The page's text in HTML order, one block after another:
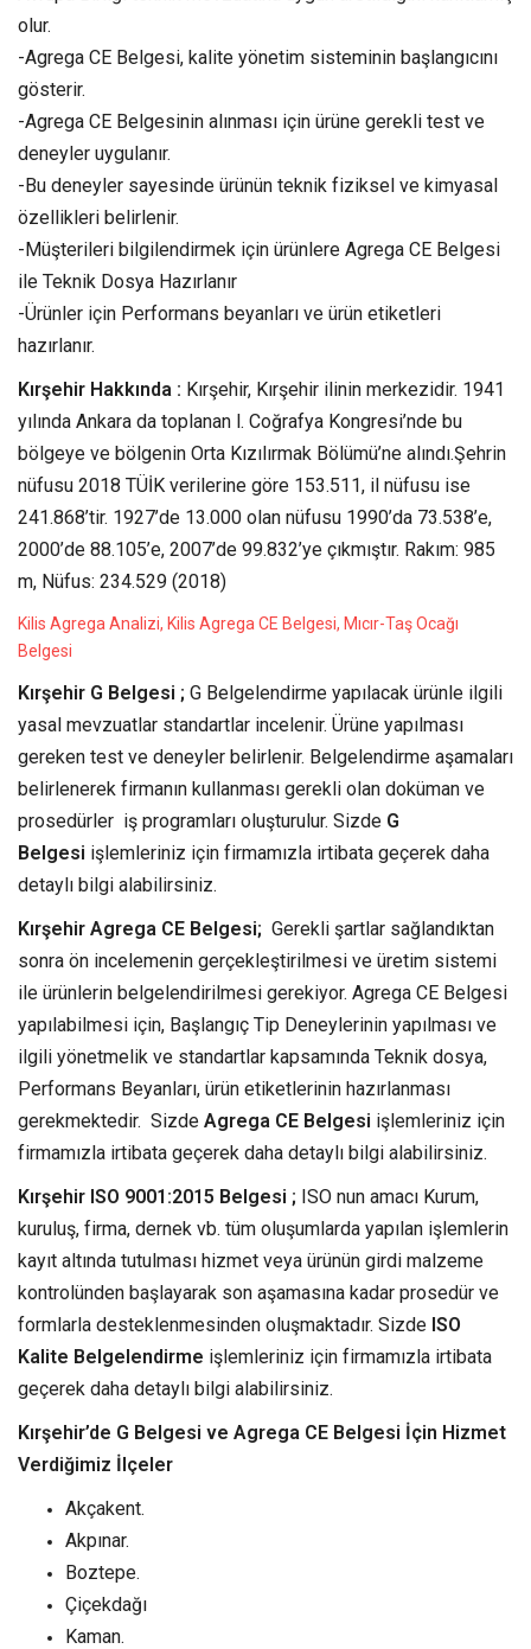
olur.
-Agrega CE Belgesi, kalite yönetim sisteminin başlangıcını
gösterir.
-Agrega CE Belgesinin alınması için ürüne gerekli test ve
deneyler uygulanır.
-Bu deneyler sayesinde ürünün teknik fiziksel ve kimyasal
özellikleri belirlenir.
-Müşterileri bilgilendirmek için ürünlere Agrega CE Belgesi
ile Teknik Dosya Hazırlanır
-Ürünler için Performans beyanları ve ürün etiketleri
hazırlanır.
Kırşehir Hakkında : Kırşehir, Kırşehir ilinin merkezidir. 1941
yılında Ankara da toplanan l. Coğrafya Kongresi’nde bu
bölgeye ve bölgenin Orta Kızılırmak Bölümü’ne alındı.Şehrin
nüfusu 2018 TÜİK verilerine göre 153.511, il nüfusu ise
241.868’tir. 1927’de 13.000 olan nüfusu 1990’da 73.538’e,
2000’de 88.105’e, 2007’de 99.832’ye çıkmıştır. Rakım: 985
m, Nüfus: 234.529 (2018)
Kilis Agrega Analizi, Kilis Agrega CE Belgesi, Mıcır-Taş Ocağı
Belgesi
Kırşehir G Belgesi ; G Belgelendirme yapılacak ürünle ilgili
yasal mevzuatlar standartlar incelenir. Ürüne yapılması
gereken test ve deneyler belirlenir. Belgelendirme aşamaları
belirlenerek firmanın kullanması gerekli olan doküman ve
prosedürler iş programları oluşturulur. Sizde G
Belgesi işlemleriniz için firmamızla irtibata geçerek daha
detaylı bilgi alabilirsiniz.
Kırşehir Agrega CE Belgesi; Gerekli şartlar sağlandıktan
sonra ön incelemenin gerçekleştirilmesi ve üretim sistemi
ile ürünlerin belgelendirilmesi gerekiyor. Agrega CE Belgesi
yapılabilmesi için, Başlangıç Tip Deneylerinin yapılması ve
ilgili yönetmelik ve standartlar kapsamında Teknik dosya,
Performans Beyanları, ürün etiketlerinin hazırlanması
gerekmektedir. Sizde Agrega CE Belgesi işlemleriniz için
firmamızla irtibata geçerek daha detaylı bilgi alabilirsiniz.
Kırşehir ISO 9001:2015 Belgesi ; ISO nun amacı Kurum,
kuruluş, firma, dernek vb. tüm oluşumlarda yapılan işlemlerin
kayıt altında tutulması hizmet veya ürünün girdi malzeme
kontrolünden başlayarak son aşamasına kadar prosedür ve
formlarla desteklenmesinden oluşmaktadır. Sizde ISO
Kalite Belgelendirme işlemleriniz için firmamızla irtibata
geçerek daha detaylı bilgi alabilirsiniz.
Kırşehir’de G Belgesi ve Agrega CE Belgesi İçin Hizmet
Verdiğimiz İlçeler
Akçakent.
Akpınar.
Boztepe.
Çiçekdağı
Kaman.